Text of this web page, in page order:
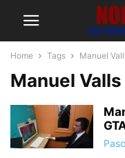
Home Tags Manuel
Manuel Valls